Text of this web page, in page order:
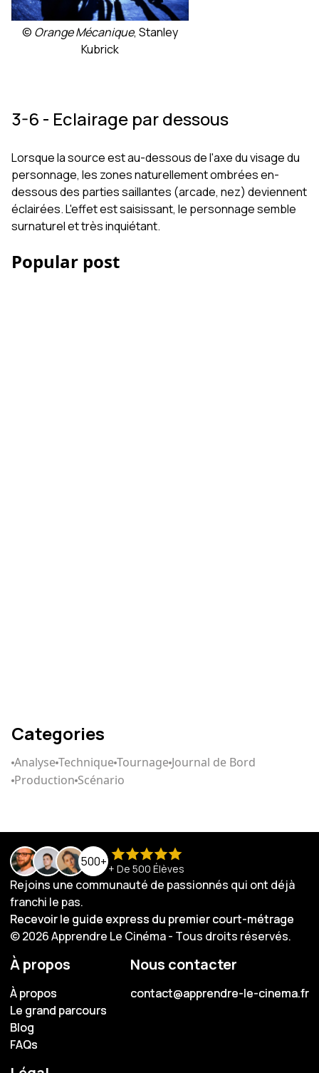
© Orange Mécanique, Stanley
Kubrick
3-6 - Eclairage par dessous
Lorsque la source est au-dessous de l'axe du visage du
personnage, les zones naturellement ombrées en-
dessous des parties saillantes (arcade, nez) deviennent
éclairées. L'effet est saisissant, le personnage semble
surnaturel et très inquiétant.
Popular post
Categories
AnalyseTechniqueTournage Journal de Bord
Production Scénario
500+ + De 500 Élèves
Rejoins une communauté de passionnés qui ont déjà
franchi le pas.
Recevoir le guide express du premier court-métrage
Recevoir le guide express du premier court-métrage
© 2026 Apprendre Le Cinéma - Tous droits réservés.
À propos
À propos
À propos
Le grand parcours
Le grand parcours
Blog
Blog
FAQs
FAQs
Nous contacter
contact@apprendre-le-cinema.fr
contact@apprendre-le-cinema.fr